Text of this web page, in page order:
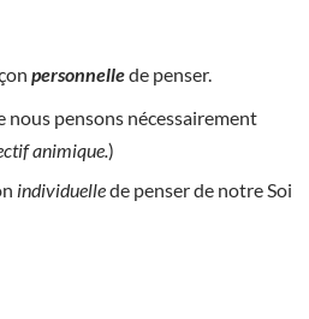
personnellede penser.
nous pensons nécessairement
animique.)
individuellede penser de notre Soi